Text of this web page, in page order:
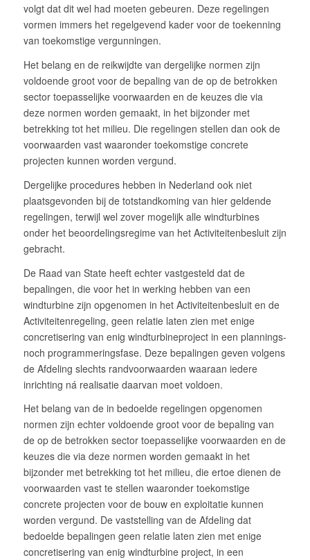
volgt dat dit wel had moeten gebeuren. Deze regelingen
vormen immers het regelgevend kader voor de toekenning
van toekomstige vergunningen.
Het belang en de reikwijdte van dergelijke normen zijn
voldoende groot voor de bepaling van de op de betrokken
sector toepasselijke voorwaarden en de keuzes die via
deze normen worden gemaakt, in het bijzonder met
betrekking tot het milieu. Die regelingen stellen dan ook de
voorwaarden vast waaronder toekomstige concrete
projecten kunnen worden vergund.
Dergelijke procedures hebben in Nederland ook niet
plaatsgevonden bij de totstandkoming van hier geldende
regelingen, terwijl wel zover mogelijk alle windturbines
onder het beoordelingsregime van het Activiteitenbesluit zijn
gebracht.
De Raad van State heeft echter vastgesteld dat de
bepalingen, die voor het in werking hebben van een
windturbine zijn opgenomen in het Activiteitenbesluit en de
Activiteitenregeling, geen relatie laten zien met enige
concretisering van enig windturbineproject in een plannings-
noch programmeringsfase. Deze bepalingen geven volgens
de Afdeling slechts randvoorwaarden waaraan iedere
inrichting ná realisatie daarvan moet voldoen.
Het belang van de in bedoelde regelingen opgenomen
normen zijn echter voldoende groot voor de bepaling van
de op de betrokken sector toepasselijke voorwaarden en de
keuzes die via deze normen worden gemaakt in het
bijzonder met betrekking tot het milieu, die ertoe dienen de
voorwaarden vast te stellen waaronder toekomstige
concrete projecten voor de bouw en exploitatie kunnen
worden vergund. De vaststelling van de Afdeling dat
bedoelde bepalingen geen relatie laten zien met enige
concretisering van enig windturbine project, in een